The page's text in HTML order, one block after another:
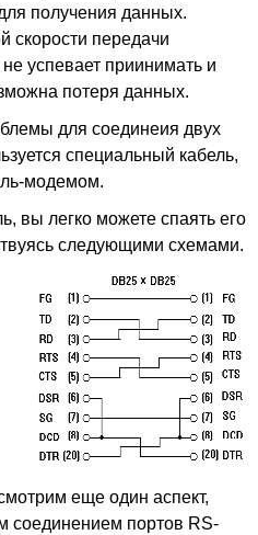
получения данных.
скорости передачи
успевает приинимать и
потеря данных.
для соединеия двух
специальный кабель,
модемом.
вы легко можете спаять его
следующими схемами.
еще один аспект,
соединением портов RS-